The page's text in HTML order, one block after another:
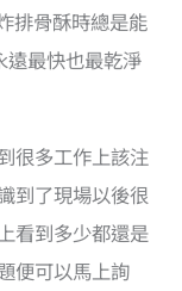
排骨酥時總是能
遠最快也最乾淨
很多工作上該注
到了現場以後很
看到多少都還是
便可以馬上詢